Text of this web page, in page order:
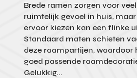
Brede ramen zorgen voor
ruimtelijk gevoel in huis,
ervoor kiezen kan een flinke
Standaard maten schieten
deze raampartijen, waardoor
goed passende
Gelukkig...